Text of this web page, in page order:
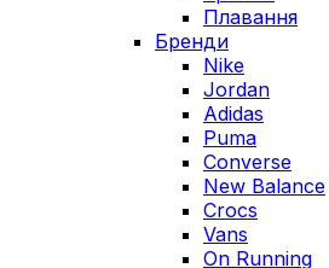
Плавання
Бренди
Nike
Jordan
Adidas
Puma
Converse
New Balance
Crocs
Vans
On Running